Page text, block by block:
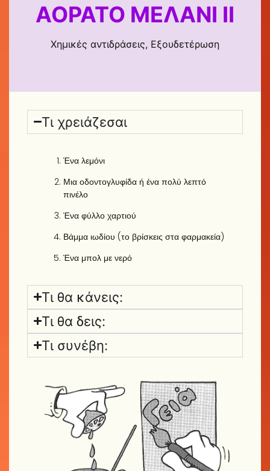
ΑΌΡΑΤΟ ΜΕΛΆΝΙ ΙΙ
Χημικές αντιδράσεις, Εξουδετέρωση
Τι χρειάζεσαι
Ένα λεμόνι
Μια οδοντογλυφίδα ή ένα πολύ λεπτό
πινέλο
Ένα φύλλο χαρτιού
Βάμμα ιωδίου (το βρίσκεις στα φαρμακεία)
Ένα μπολ με νερό
Τι θα κάνεις:
Τι θα δεις:
Τι συνέβη: